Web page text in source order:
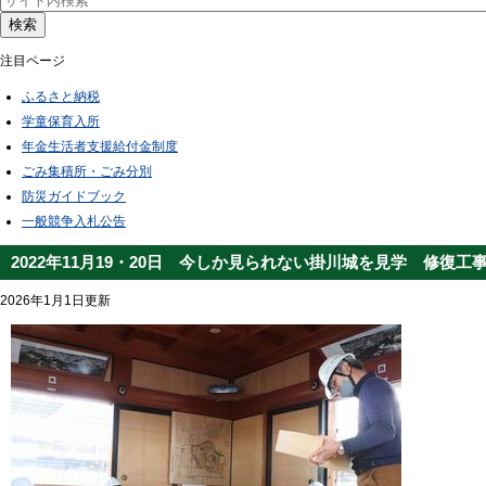
検索
注目ページ
ふるさと納税
学童保育入所
年金生活者支援給付金制度
ごみ集積所・ごみ分別
防災ガイドブック
一般競争入札公告
2022年11月19・20日 今しか見られない掛川城を見学 修復工
2026年1月1日更新